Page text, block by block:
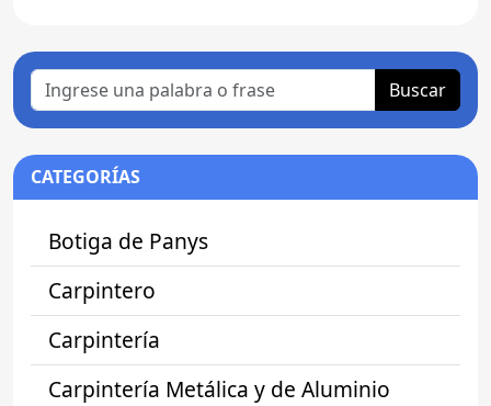
Buscar
CATEGORÍAS
Botiga de Panys
Carpintero
Carpintería
Carpintería Metálica y de Aluminio